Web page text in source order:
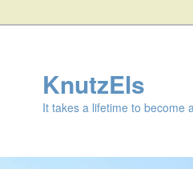
KnutzEls
It takes a lifetime to become